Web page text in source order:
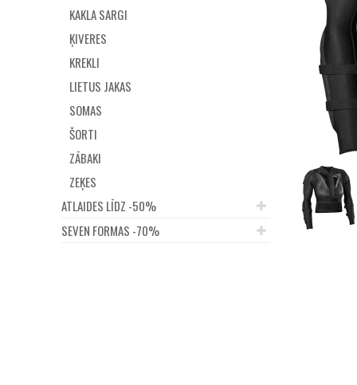
KAKLA SARGI
ĶIVERES
KREKLI
LIETUS JAKAS
SOMAS
ŠORTI
ZĀBAKI
ZEĶES
ATLAIDES LĪDZ -50%
SEVEN FORMAS -70%